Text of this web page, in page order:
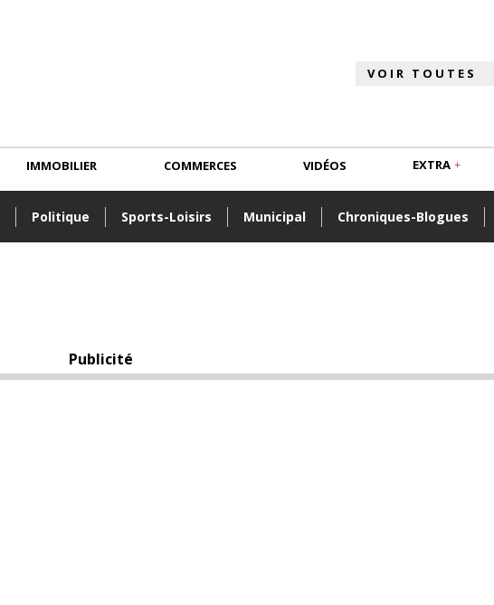
Politique Sports-Loisirs Municipal Chroniques-Blogues
IMMOBILIER COMMERCES VIDÉOS EXTRA
Publicité